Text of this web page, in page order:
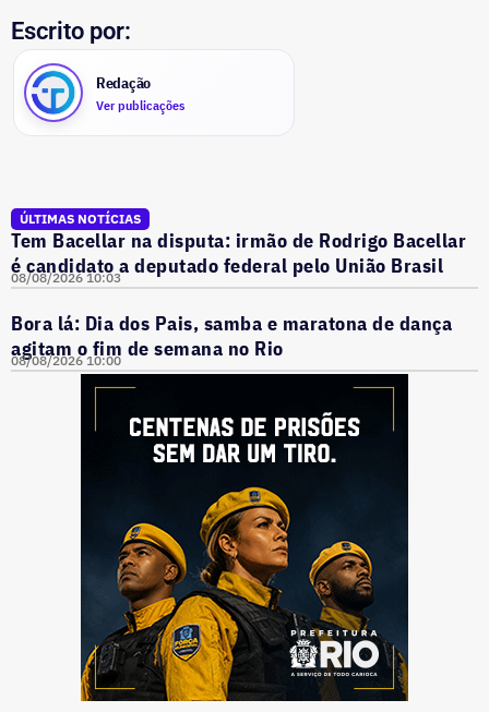
Escrito por:
Redação
Ver publicações
ÚLTIMAS NOTÍCIAS
Tem Bacellar na disputa: irmão de Rodrigo Bacellar
é candidato a deputado federal pelo União Brasil
08/08/2026 10:03
Bora lá: Dia dos Pais, samba e maratona de dança
agitam o fim de semana no Rio
08/08/2026 10:00